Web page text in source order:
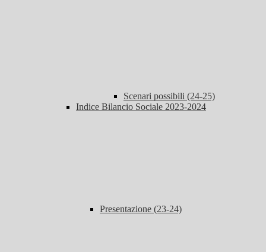
Scenari possibili (24-25)
Indice Bilancio Sociale 2023-2024
Presentazione (23-24)